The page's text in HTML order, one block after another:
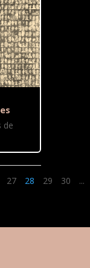
de
27 28 29 30 ...